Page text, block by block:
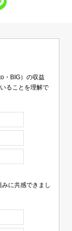
・BIG）の収益
ることを理解で
に共感できまし